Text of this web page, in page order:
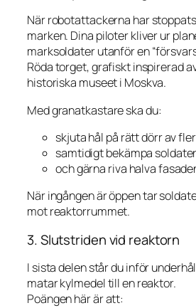
När robotattackerna har
marken. Dina piloter kliver ur
marksoldater utanför en
Röda torget, grafiskt inspirerad
historiska museet i Moskva.
Med granatkastare ska du:
skjuta hål på rätt dörr av
samtidigt bekämpa
och gärna riva halva
När ingången är öppen tar
mot reaktorrummet.
3. Slutstriden vid reaktorn
I sista delen står du inför
matar kylmedel till en reaktor.
Poängen här är att: